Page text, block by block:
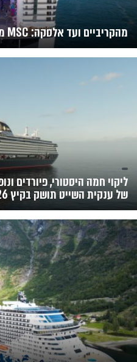
מהקריביים ועד אלסקה: MSC מציעה הפלגות החל מ-673 דולר
ליקוי חמה היסטורי, פיורדים
של ענקית השייט תושק בקיץ 2026